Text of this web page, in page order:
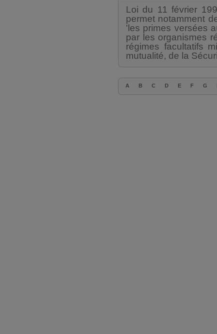
Loi du 11 février
permet notamment
'les primes versées
par les organismes
régimes facultatifs
mutualité, de la
A B C D E F G